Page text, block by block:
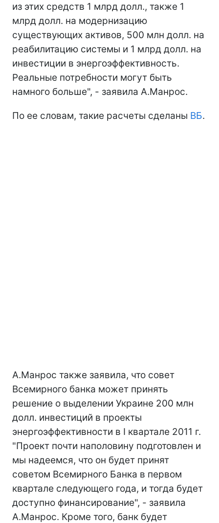
из этих средств 1 млрд долл., также 1
млрд долл. на модернизацию
существующих активов, 500 млн долл. на
реабилитацию системы и 1 млрд долл. на
инвестиции в энергоэффективность.
Реальные потребности могут быть
намного больше", - заявила А.Манрос.
По ее словам, такие расчеты сделаны ВБ.
А.Манрос также заявила, что совет
Всемирного банка может принять
решение о выделении Украине 200 млн
долл. инвестиций в проекты
энергоэффективности в I квартале 2011 г.
"Проект почти наполовину подготовлен и
мы надеемся, что он будет принят
советом Всемирного Банка в первом
квартале следующего года, и тогда будет
доступно финансирование", - заявила
А.Манрос. Кроме того, банк будет